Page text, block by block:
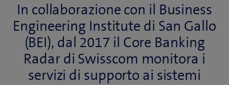
In collaborazione con il Business
Engineering Institute di San Gallo
(BEI), dal 2017 il Core Banking
Radar di Swisscom monitora i
servizi di supporto ai sistemi